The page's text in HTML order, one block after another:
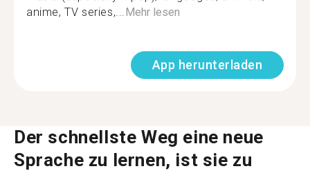
anime, TV series,... Mehr lesen
App herunterladen
Der schnellste Weg eine neue
Sprache zu lernen, ist sie zu